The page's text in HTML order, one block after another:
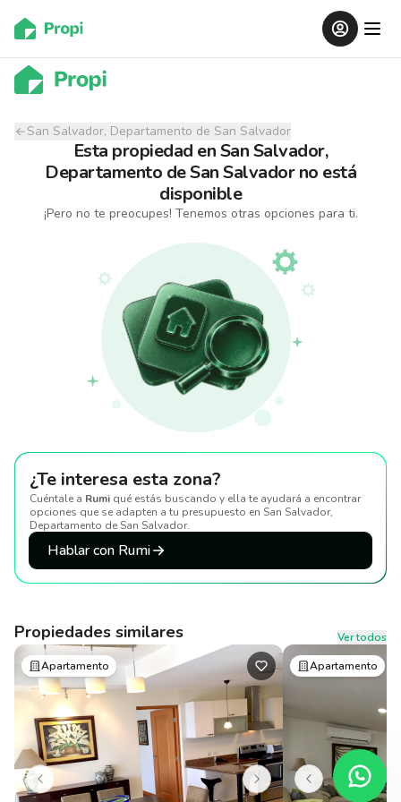
San Salvador, Departamento de San Salvador
Esta propiedad enSan Salvador,
Departamento de San Salvador no está
disponible
¡Pero no te preocupes! Tenemos otras opciones para ti.
¿Te interesa esta zona?
Cuéntale a Rumi qué estás buscando y ella te ayudará a encontrar
opciones que se adapten a tu presupuesto en San Salvador,
Departamento de San Salvador.
Hablar con Rumi
Propiedades similares
Ver todos
Apartamento
Apartamento